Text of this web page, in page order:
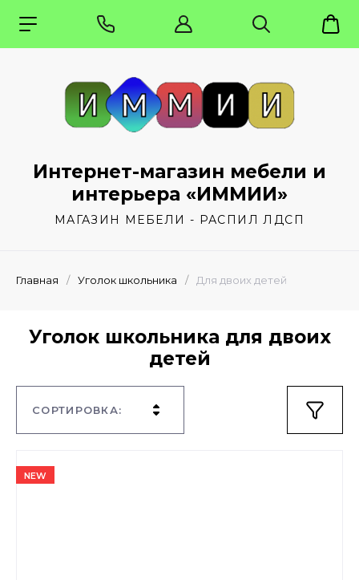
Интернет-магазин мебели и
интерьера «ИММИИ»
МАГАЗИН МЕБЕЛИ - РАСПИЛ ЛДСП
Главная / Уголок школьника / Для двоих детей
Уголок школьника для двоих
детей
СОРТИРОВКА:
NEW